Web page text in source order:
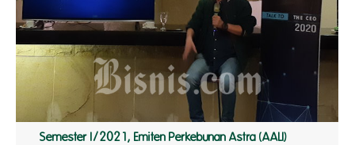
Semester I/2021, Emiten Perkebunan Astra (AALI)